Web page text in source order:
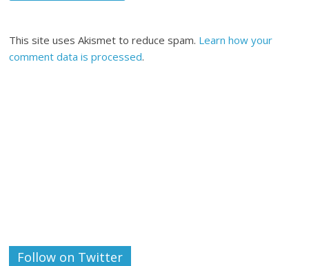
This site uses Akismet to reduce spam. Learn how your
comment data is processed.
Follow on Twitter